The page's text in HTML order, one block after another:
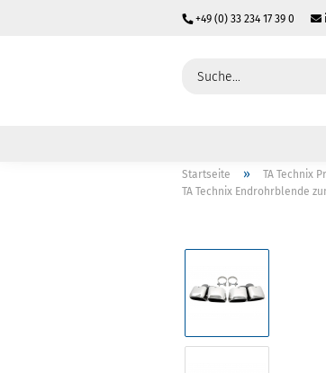
+49 (0) 33 234 17 39 0
Startseite » TA Technix
TA Technix Endrohrblende